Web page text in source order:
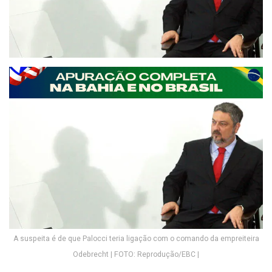
A suspeita é de que Palocci teria ligação com o comando da empreiteira
Odebrecht | FOTO: Reprodução/EBC |